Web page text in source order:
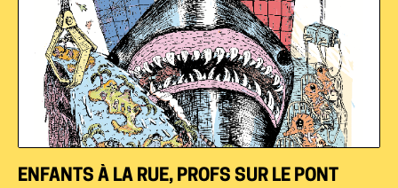
ENFANTS À LA RUE, PROFS SUR LE PONT